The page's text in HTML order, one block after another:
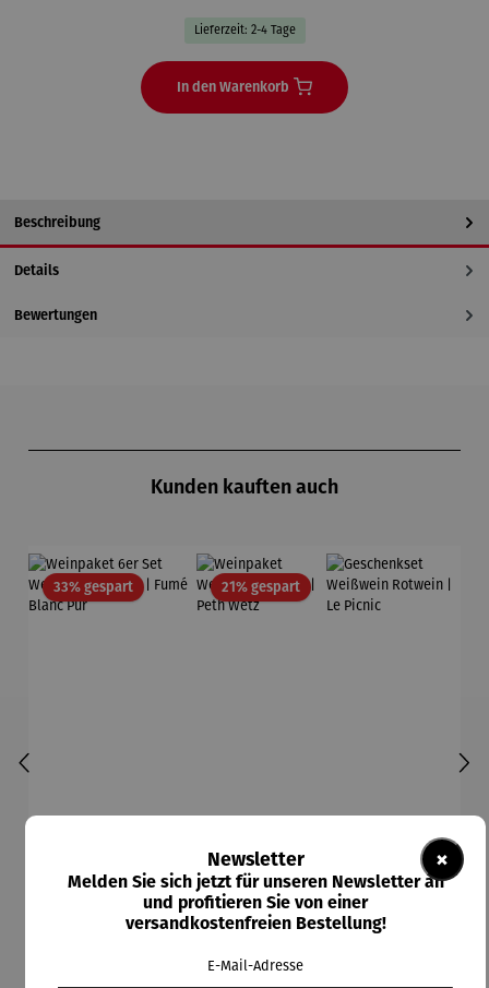
Lieferzeit: 2-4 Tage
In den Warenkorb
Beschreibung
Details
Bewertungen
Kunden kauften auch
33% gespartRabatt 21% gespartRabatt
Weinpaket
×
Newsletter
Melden Sie sich jetzt für unseren Newsletter an
und profitieren Sie von einer
versandkostenfreien Bestellung!
E-Mail-Adresse